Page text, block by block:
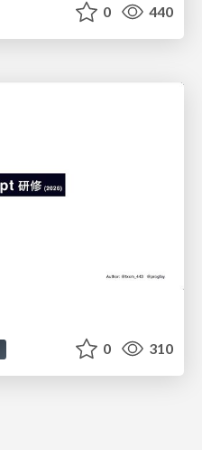
0 440
0 310